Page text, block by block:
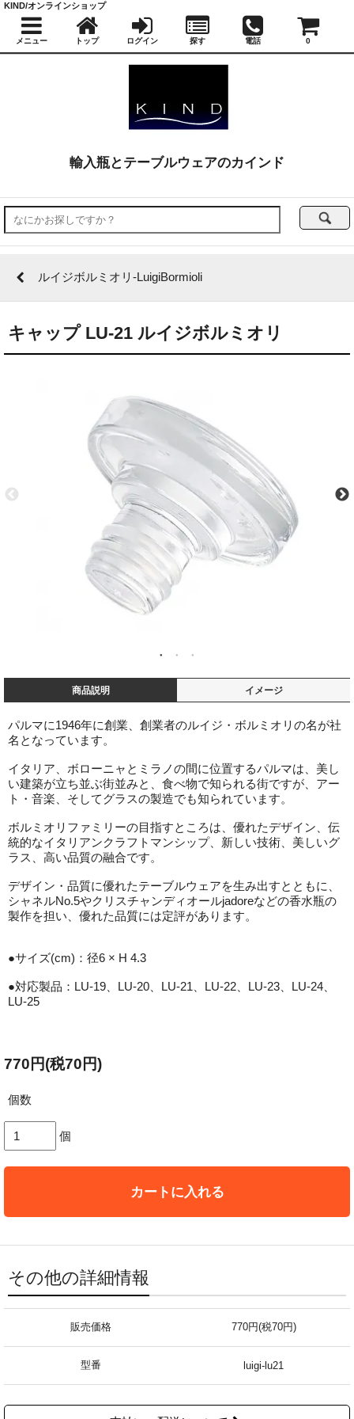
輸入瓶とテーブルウェアのカインド
ルイジボルミオリ-LuigiBormioli
キャップ LU-21 ルイジボルミオリ
商品説明 イメージ
パルマに1946年に創業、創業者のルイジ・ボルミオリの名が社
名となっています。
イタリア、ボローニャとミラノの間に位置するパルマは、美し
い建築が立ち並ぶ街並みと、食べ物で知られる街ですが、アー
ト・音楽、そしてグラスの製造でも知られています。
ボルミオリファミリーの目指すところは、優れたデザイン、伝
統的なイタリアンクラフトマンシップ、新しい技術、美しいグ
ラス、高い品質の融合です。
デザイン・品質に優れたテーブルウェアを生み出すとともに、
シャネルNo.5やクリスチャンディオールjadoreなどの香水瓶の
製作を担い、優れた品質には定評があります。
●サイズ(cm)：径6 × H 4.3
●対応製品：LU-19、LU-20、LU-21、LU-22、LU-23、LU-24、
LU-25
770円(税70円)
個数
個
カートに入れる
その他の詳細情報
販売価格 770円(税70円)
型番 luigi-lu21
KIND/オンラインショップ
メニュー トップ ログイン 探す 電話 0